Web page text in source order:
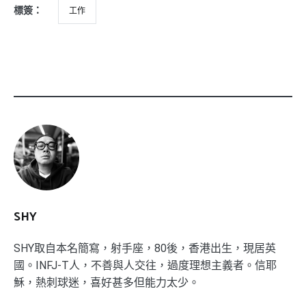
標簽： 工作
SHY
SHY取自本名簡寫，射手座，80後，香港出生，現居英
國。INFJ-T人，不善與人交往，過度理想主義者。信耶
穌，熱刺球迷，喜好甚多但能力太少。